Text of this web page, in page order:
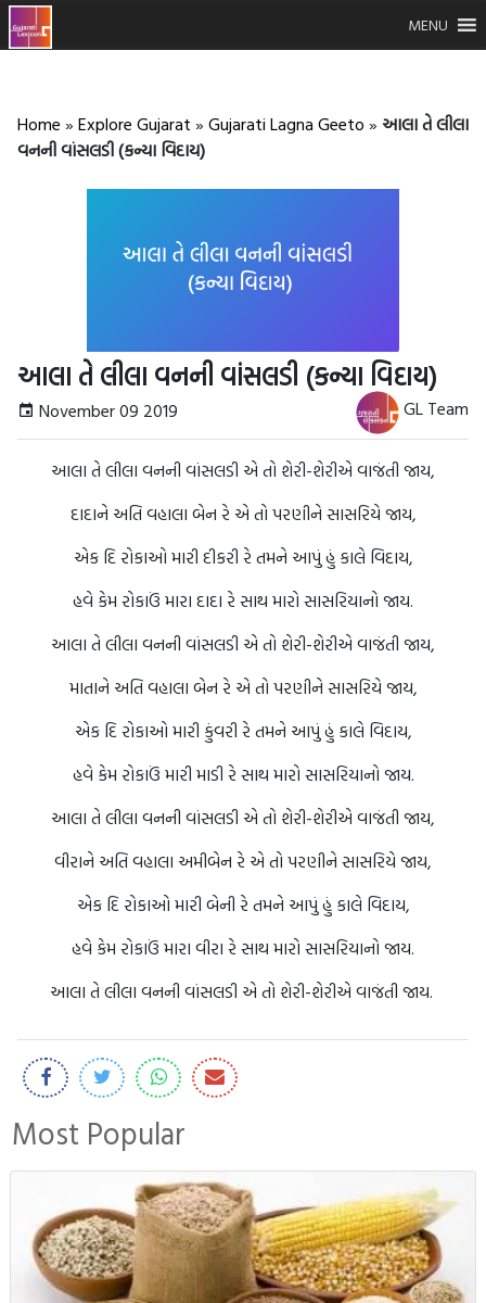
MENU
Home » Explore Gujarat » Gujarati Lagna Geeto » આલા તે લીલા
વનની વાંસલડી (કન્યા વિદાય)
આલા તે લીલા વનની વાંસલડી (કન્યા વિદાય)
November 09 2019 GL Team
આલા તે લીલા વનની વાંસલડી એ તો શેરી-શેરીએ વાજંતી જાય,
દાદાને અતિ વહાલા બેન રે એ તો પરણીને સાસરિયે જાય,
એક દિ રોકાઓ મારી દીકરી રે તમને આપું હું કાલે વિદાય,
હવે કેમ રોકાઉં મારા દાદા રે સાથ મારો સાસરિયાનો જાય.
આલા તે લીલા વનની વાંસલડી એ તો શેરી-શેરીએ વાજંતી જાય,
માતાને અતિ વહાલા બેન રે એ તો પરણીને સાસરિયે જાય,
એક દિ રોકાઓ મારી કુંવરી રે તમને આપું હું કાલે વિદાય,
હવે કેમ રોકાઉં મારી માડી રે સાથ મારો સાસરિયાનો જાય.
આલા તે લીલા વનની વાંસલડી એ તો શેરી-શેરીએ વાજંતી જાય,
વીરાને અતિ વહાલા અમીબેન રે એ તો પરણીને સાસરિયે જાય,
એક દિ રોકાઓ મારી બેની રે તમને આપું હું કાલે વિદાય,
હવે કેમ રોકાઉં મારા વીરા રે સાથ મારો સાસરિયાનો જાય.
આલા તે લીલા વનની વાંસલડી એ તો શેરી-શેરીએ વાજંતી જાય.
Most Popular